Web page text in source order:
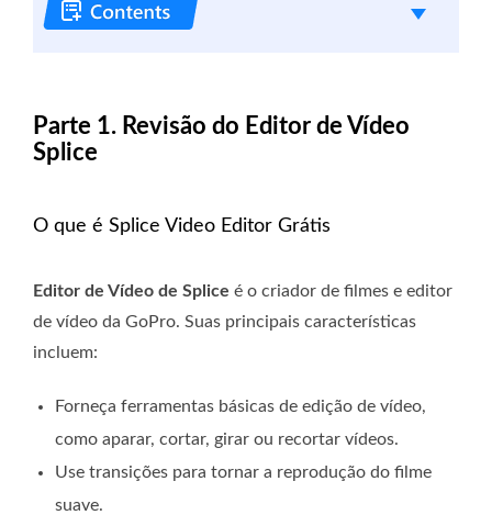
Parte 1. Revisão do Editor de Vídeo
Splice
O que é Splice Video Editor Grátis
Editor de Vídeo de Splice é o criador de filmes e editor
de vídeo da GoPro. Suas principais características
incluem:
Forneça ferramentas básicas de edição de vídeo,
como aparar, cortar, girar ou recortar vídeos.
Use transições para tornar a reprodução do filme
suave.